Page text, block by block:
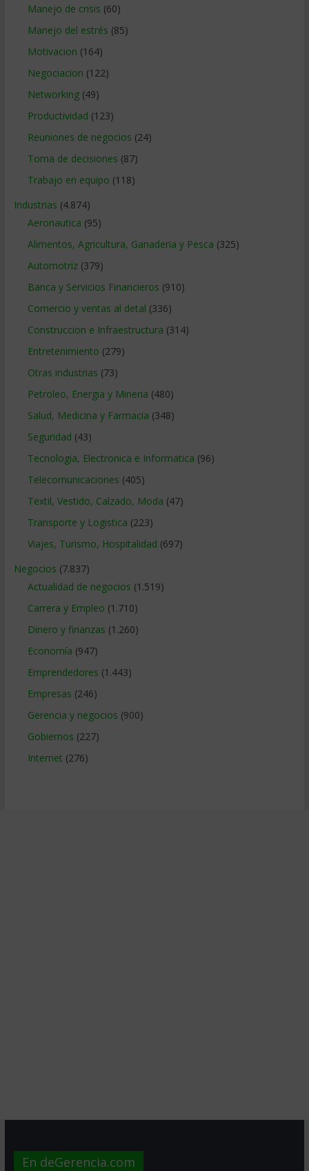
Manejo de crisis (60)
Manejo del estrés (85)
Motivacion (164)
Negociacion (122)
Networking(49)
Productividad (123)
Reuniones de negocios (24)
Toma de decisiones (87)
Trabajo en equipo (118)
Industrias (4.874)
Aeronautica (95)
Alimentos, Agricultura, Ganaderia y Pesca (325)
Automotriz(379)
Banca y Servicios Financieros (910)
Comercio y ventas al detal (336)
Construccion e Infraestructura (314)
Entretenimiento (279)
Otras industrias (73)
Petroleo, Energia y Mineria (480)
Salud, Medicina y Farmacia (348)
Seguridad (43)
Tecnologia, Electronica e Informatica (96)
Telecomunicaciones (405)
Textil, Vestido, Calzado, Moda (47)
Transporte y Logistica (223)
Viajes, Turismo, Hospitalidad (697)
Negocios (7.837)
Actualidad de negocios (1.519)
Carrera y Empleo (1.710)
Dinero y finanzas (1.260)
Economía (947)
Emprendedores (1.443)
Empresas (246)
Gerencia y negocios (900)
Gobiernos (227)
Internet (276)
En deGerencia.com